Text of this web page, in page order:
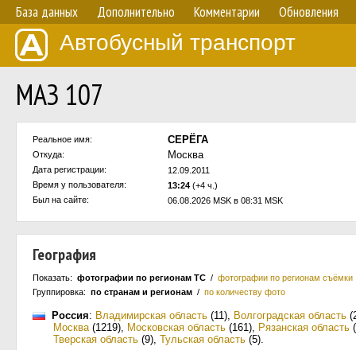
База данных Дополнительно Комментарии Обновления
Автобусный транспорт
МАЗ 107
Реальное имя: СЕРЁГА
Откуда: Москва
Дата регистрации:
12.09.2011
Время у пользователя:
13:24 (+4 ч.)
Был на сайте:
06.08.2026 MSK в 08:31 MSK
География
Показать: фотографии по регионам ТС / фотографии по регионам съёмки
Группировка: по странам и регионам / по количеству фото
Россия: Владимирская область (11), Волгоградская область
Москва(1219), Московская область (161), Рязанская область
Тверская область (9), Тульская область (5).